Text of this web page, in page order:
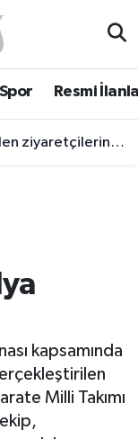
Spor Resmi
ağırlayacak
kapsamında
Milli Takımı